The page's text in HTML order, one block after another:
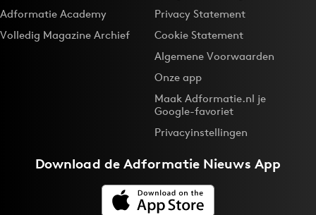
Adformatie Academy
Volledig Magazine Archief
Privacy Statement
Cookie Statement
Algemene Voorwaarden
Onze app
Maak Adformatie.nl je
Google-favoriet
Privacyinstellingen
Download deAdformatie Nieuws App